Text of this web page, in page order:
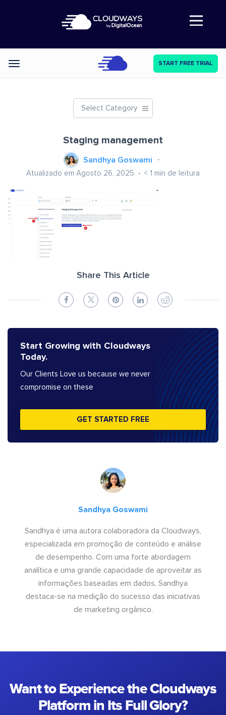
Abre a navegação
Categories START FREE TRIAL
Select Category
Staging management
Sandhya Goswami
Atualizado em Agosto 26, 2025 < 1 min de leitura
Share This Article
Start Growing with Cloudways
Today.
Our Clients Love us because we never
compromise on these
GET STARTED FREE
Sandhya Goswami
Sandhya é uma autora colaboradora da Cloudways,
especializada em promoção de conteúdo e análise
de desempenho. Com uma forte abordagem
analítica e uma grande capacidade de aproveitar as
informações baseadas em dados, Sandhya
destaca-se na medição do sucesso das iniciativas
de marketing orgânico.
Want to Experience the Cloudways
Platform in Its Full Glory?